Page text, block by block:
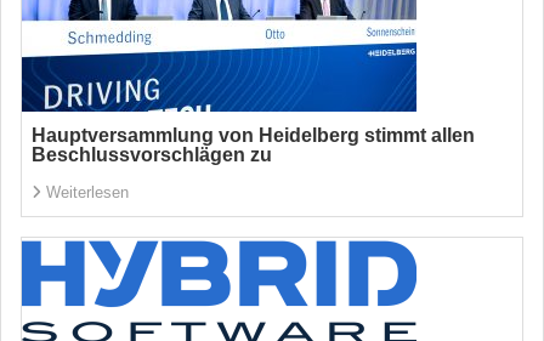
Hauptversammlung von Heidelberg stimmt allen
Beschlussvorschlägen zu
Weiterlesen